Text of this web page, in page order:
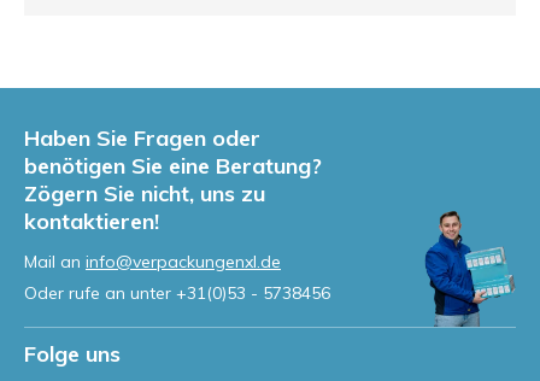
Haben Sie Fragen oder
benötigen Sie eine Beratung?
Zögern Sie nicht, uns zu
kontaktieren!
Mail an info@verpackungenxl.de
Oder rufe an unter +31(0)53 - 5738456
Folge uns